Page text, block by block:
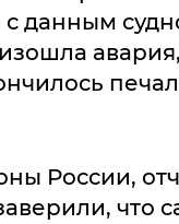
данным
России,
что